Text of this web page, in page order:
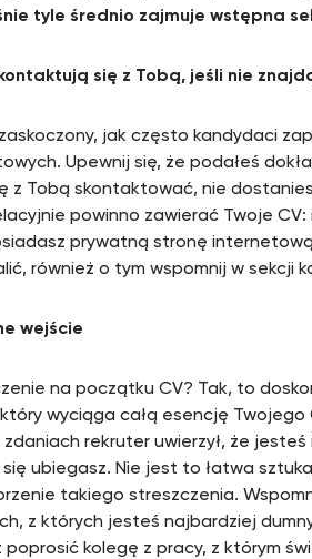
tyle średnio zajmuje wstępna
się z Tobą, jeśli nie
zaskoczony, jak często kandydaci
Upewnij się, że podałeś
z Tobą skontaktować, nie
powinno zawierać Twoje
prywatną stronę
również o tym wspomnij w sekcji
wejście
na początku CV? Tak, to
wyciąga całą esencję
zdaniach rekruter uwierzył, że
ubiegasz. Nie jest to łatwa
takiego streszczenia.
z których jesteś najbardziej
poprosić kolegę z pracy, z którym